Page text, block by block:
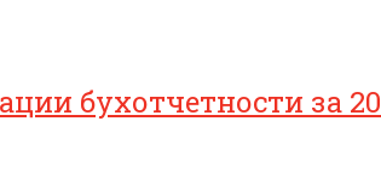
бухотчетности за